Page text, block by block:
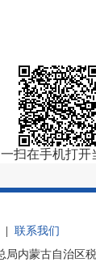
扫在手机打开
联系我们
局内蒙古自治区